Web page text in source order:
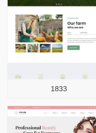
1833